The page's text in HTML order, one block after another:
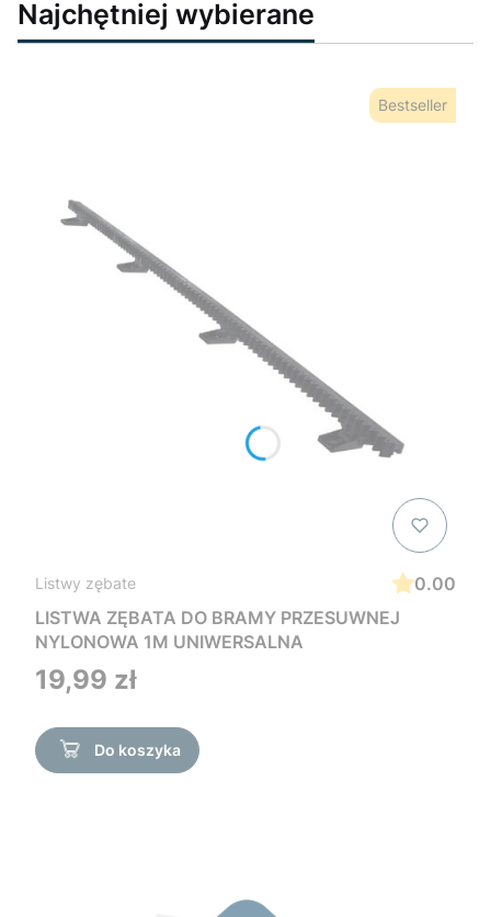
Najchętniej wybierane
Bestseller
Listwy zębate
0.00
LISTWA ZĘBATA DO BRAMY PRZESUWNEJ
NYLONOWA 1M UNIWERSALNA
Cena
19,99 zł
Do koszyka